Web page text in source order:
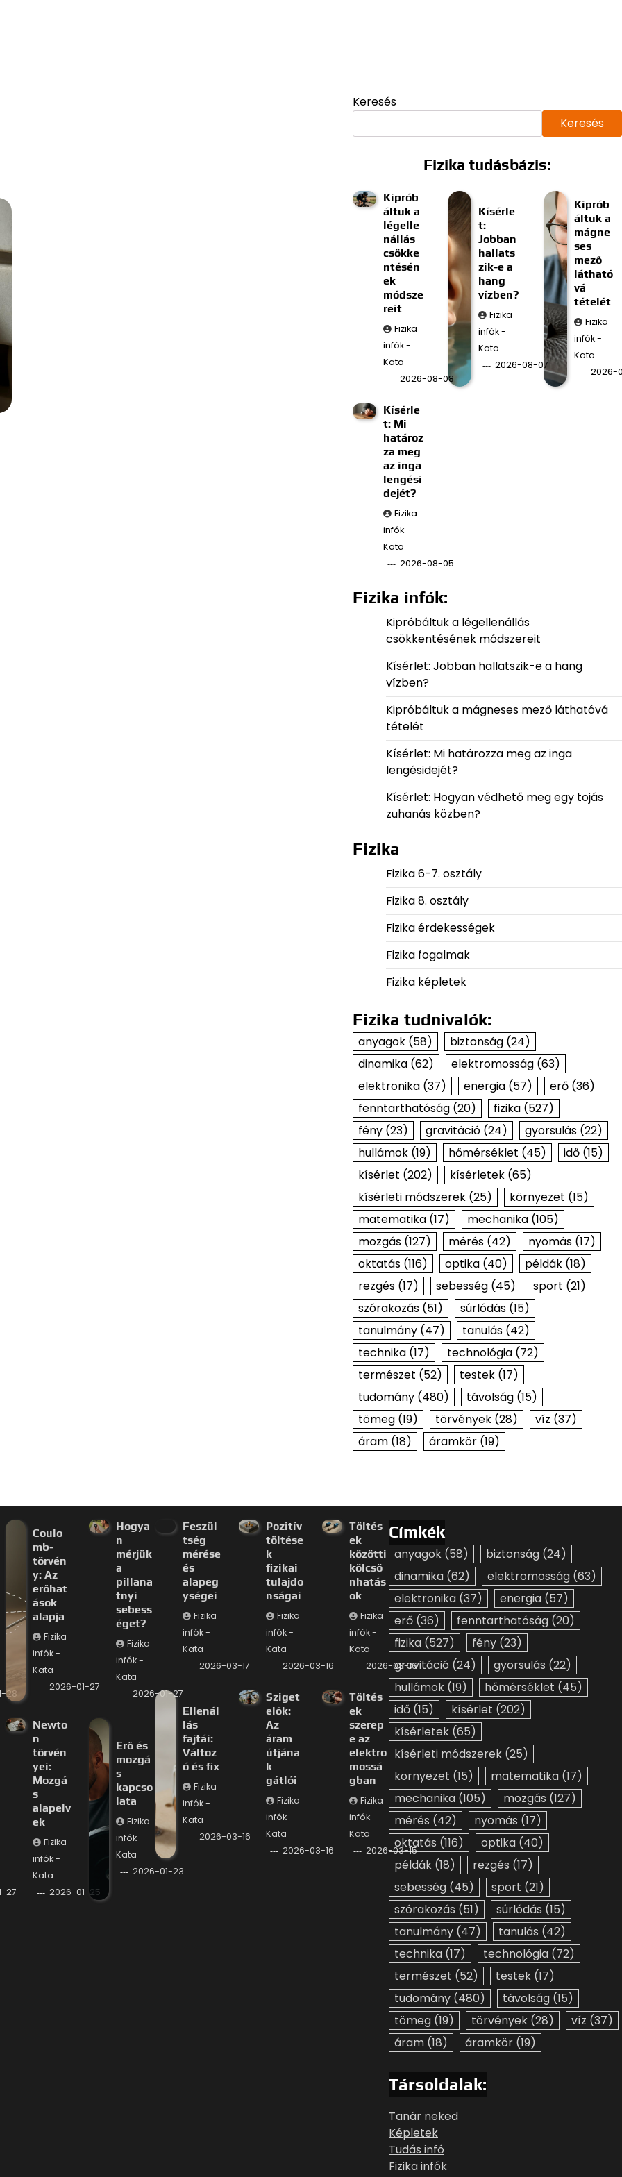
Keresés
Keresés
Fizika tudásbázis:
Kiprób
áltuk a
légelle
nállás
csökke
ntésén
ek
módsze
reit
Fizika
infók -
Kata
2026-08-08
Kísérle
t:
Jobban
hallats
zik-e a
hang
vízben?
Fizika
infók -
Kata
2026-08-07
Kiprób
áltuk a
mágne
ses
mező
látható
vá
tételét
Fizika
infók -
Kata
2026-
Kísérle
t: Mi
határoz
za meg
az inga
lengési
dejét?
Fizika
infók -
Kata
2026-08-05
Fizika infók:
Kipróbáltuk a légellenállás
csökkentésének módszereit
Kísérlet: Jobban hallatszik-e a hang
vízben?
Kipróbáltuk a mágneses mező láthatóvá
tételét
Kísérlet: Mi határozza meg az inga
lengésidejét?
Kísérlet: Hogyan védhető meg egy tojás
zuhanás közben?
Fizika
Fizika 6-7. osztály
Fizika 8. osztály
Fizika érdekességek
Fizika fogalmak
Fizika képletek
Fizika tudnivalók:
anyagok(58) biztonság(24)
dinamika(62) elektromosság(63)
elektronika(37) energia(57) erő(36)
fenntarthatóság(20) fizika(527)
fény(23) gravitáció(24) gyorsulás(22)
hullámok(19) hőmérséklet (45) idő(15)
kísérlet (202) kísérletek(65)
kísérleti módszerek(25) környezet (15)
matematika(17) mechanika(105)
mozgás(127) mérés(42) nyomás(17)
oktatás(116) optika(40) példák(18)
rezgés(17) sebesség(45) sport (21)
szórakozás(51) súrlódás(15)
tanulmány(47) tanulás(42)
technika(17) technológia(72)
természet (52) testek(17)
tudomány(480) távolság(15)
tömeg(19) törvények(28) víz (37)
áram(18) áramkör(19)
28
Coulo
mb-
törvén
y: Az
erőhat
ások
alapja
Fizika
infók -
Kata
2026-01-27
Hogya
n
mérjük
a
pillana
tnyi
sebess
éget?
Fizika
infók -
Kata
2026-01-27
27
Newto
n
törvén
yei:
Mozgá
s
alapelv
ek
Fizika
infók -
Kata
2026-01-25
Erő és
mozgá
s
kapcso
lata
Fizika
infók -
Kata
2026-01-23
Feszül
tség
mérése
és
alapeg
ységei
Fizika
infók -
Kata
2026-03-17
Pozitív
töltése
k
fizikai
tulajdo
nságai
Fizika
infók -
Kata
2026-03-16
Töltés
ek
közötti
kölcsö
nhatás
ok
Fizika
infók -
Kata
2026-03-16
Ellenál
lás
fajtái:
Változ
ó és fix
Fizika
infók -
Kata
2026-03-16
Sziget
elők:
Az
áram
útjána
k
gátlói
Fizika
infók -
Kata
2026-03-16
Töltés
ek
szerep
e az
elektro
mossá
gban
Fizika
infók -
Kata
2026-03-15
Címkék
anyagok (58) biztonság (24)
dinamika (62) elektromosság (63)
elektronika (37) energia (57)
erő (36) fenntarthatóság (20)
fizika (527) fény (23)
gravitáció (24) gyorsulás (22)
hullámok (19) hőmérséklet (45)
idő (15) kísérlet (202)
kísérletek (65)
kísérleti módszerek (25)
környezet (15) matematika (17)
mechanika (105) mozgás (127)
mérés (42) nyomás (17)
oktatás (116) optika (40)
példák (18) rezgés (17)
sebesség (45) sport (21)
szórakozás (51) súrlódás (15)
tanulmány (47) tanulás (42)
technika (17) technológia (72)
természet (52) testek (17)
tudomány (480) távolság (15)
tömeg (19) törvények (28) víz (37)
áram (18) áramkör (19)
Társoldalak:
Tanár neked
Képletek
Tudás infó
Fizika infók